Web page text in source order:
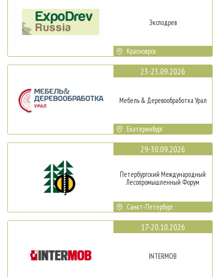
Эксподрев
Красноярск
23-25.09.2026
Мебель & Деревообработка Урал
Екатеринбург
29-30.09.2026
Петербургский Международный
Лесопромышленный Форум
Санкт-Петербург
17-20.10.2026
INTERMOB